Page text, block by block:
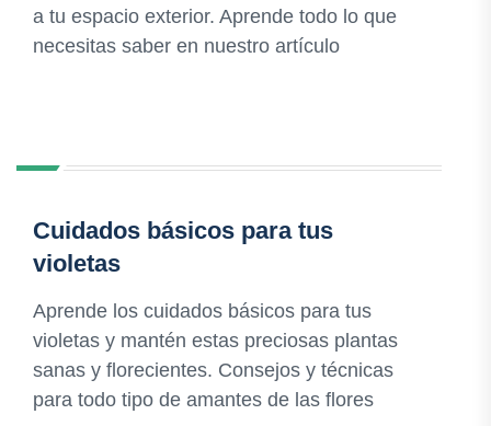
a tu espacio exterior. Aprende todo lo que
necesitas saber en nuestro artículo
Cuidados básicos para tus
violetas
Aprende los cuidados básicos para tus
violetas y mantén estas preciosas plantas
sanas y florecientes. Consejos y técnicas
para todo tipo de amantes de las flores